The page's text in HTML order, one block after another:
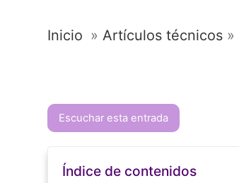
Inicio »Artículos técnicos »
Escuchar esta entrada
Índice de contenidos